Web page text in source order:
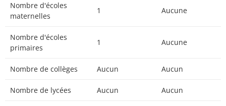
Nombre d'écoles
maternelles
1 Aucune
Nombre d'écoles
primaires
1 Aucune
Nombre de collèges Aucun Aucun
Nombre de lycées Aucun Aucun